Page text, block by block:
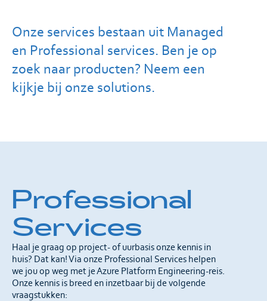
Onze services bestaan uit Managed
en Professional services. Ben je op
zoek naar producten? Neem een
kijkje bij onze solutions.
Professional
Services
Haal je graag op project- of uurbasis onze kennis in
huis? Dat kan! Via onze Professional Services helpen
we jou op weg met je Azure Platform Engineering-reis.
Onze kennis is breed en inzetbaar bij de volgende
vraagstukken: